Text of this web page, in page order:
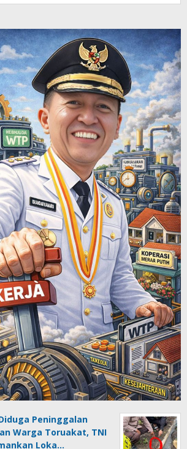
Peninggalan
Warga Toruakat, TNI
Loka…